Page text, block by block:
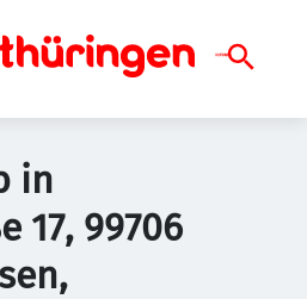
in
17, 99706